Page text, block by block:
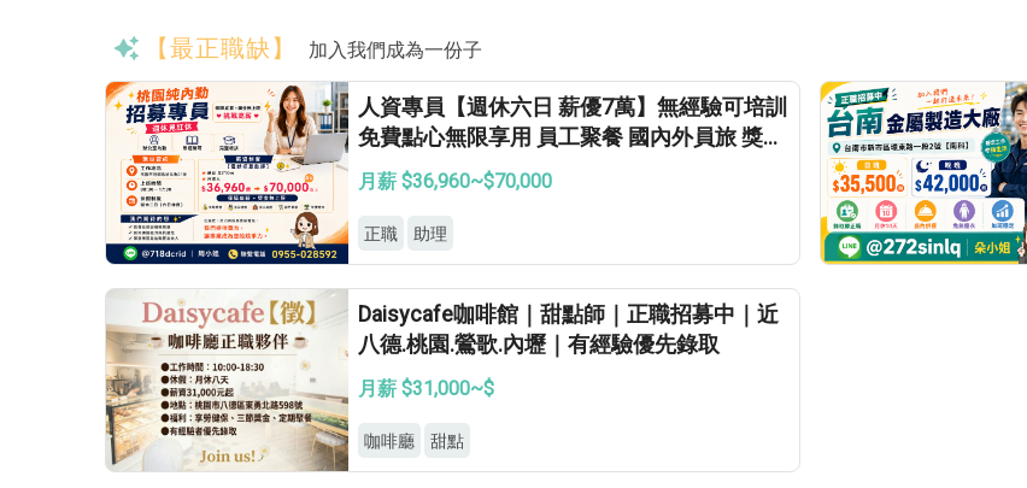
【最正職缺】 加入我們成為一份子
人資專員【週休六日 薪優7萬】無經驗可培訓
免費點心無限享用 員工聚餐 國內外員旅 獎金
無上限
月薪 $36,960~$70,000
正職 助理
Daisycafe咖啡館｜甜點師｜正職招募中｜近
八德.桃園.鶯歌.內壢｜有經驗優先錄取
月薪 $31,000~$
咖啡廳 甜點